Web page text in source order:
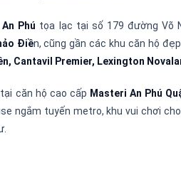
Phú tọa lạc tại số 179 đường Võ
Điền, cũng gần các khu căn hộ
Cantavil Premier, Lexington
căn hộ cao cấp Masteri An Phú
ngắm tuyến metro, khu vui chơi